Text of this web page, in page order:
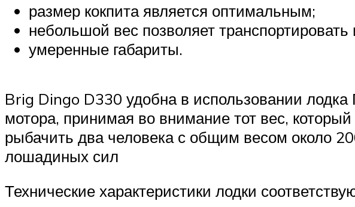
размер кокпита является оптимальным;
небольшой вес позволяет транспортировать
умеренные габариты.
Brig Dingo D330 удобна в использовании
мотора, принимая во внимание тот вес,
рыбачить два человека с общим весом около
лошадиных сил
Технические характеристики лодки